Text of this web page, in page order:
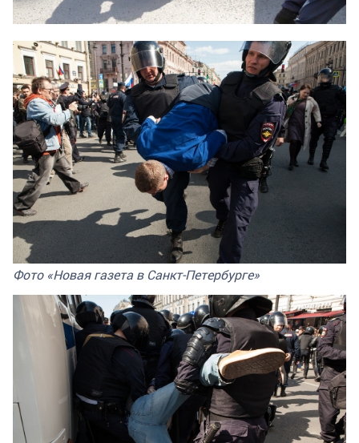
Фото «Новая газета в Санкт-Петербурге»